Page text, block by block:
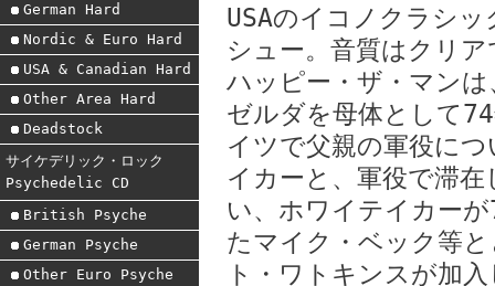
German Hard
Nordic & Euro Hard
USA & Canadian Hard
Other Area Hard
Deadstock
サイケデリック・ロック
Psychedelic CD
British Psyche
German Psyche
Other Euro Psyche
USAのイコノクラシ
シュー。音質はクリ
ハッピー・ザ・マン
ゼルダを母体として
イツで父親の軍役に
イカーと、軍役で滞
い、ホワイテイカー
たマイク・ベック等
ト・ワトキンスが加